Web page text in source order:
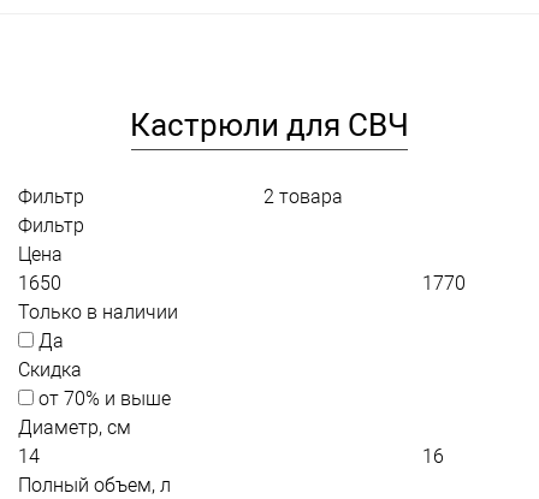
Кастрюли для СВЧ
Фильтр 2товара
Фильтр
Цена
Только в наличии
Да
Скидка
от 70% и выше
Диаметр, см
Полный объем, л